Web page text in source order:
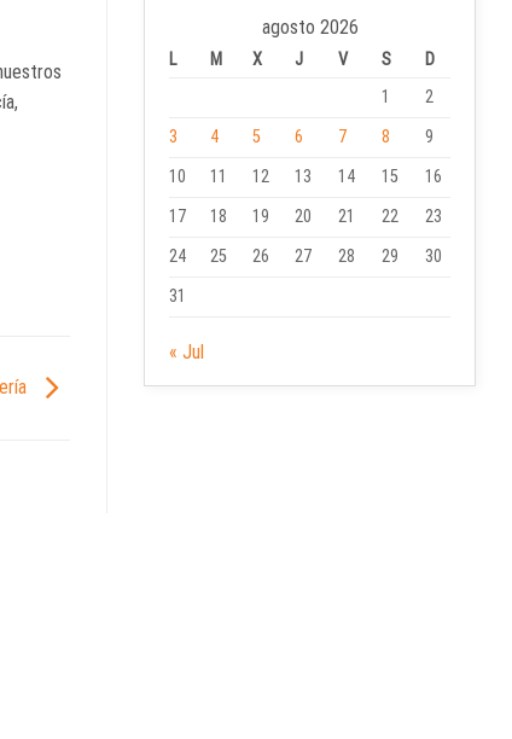
agosto 2026
L M X J V S
D
1
2
3
4 5 6 7 8
9
10
11 12 13 14 15
16
17
18 19 20 21 22
23
24
25 26 27 28 29
30
31
« Jul